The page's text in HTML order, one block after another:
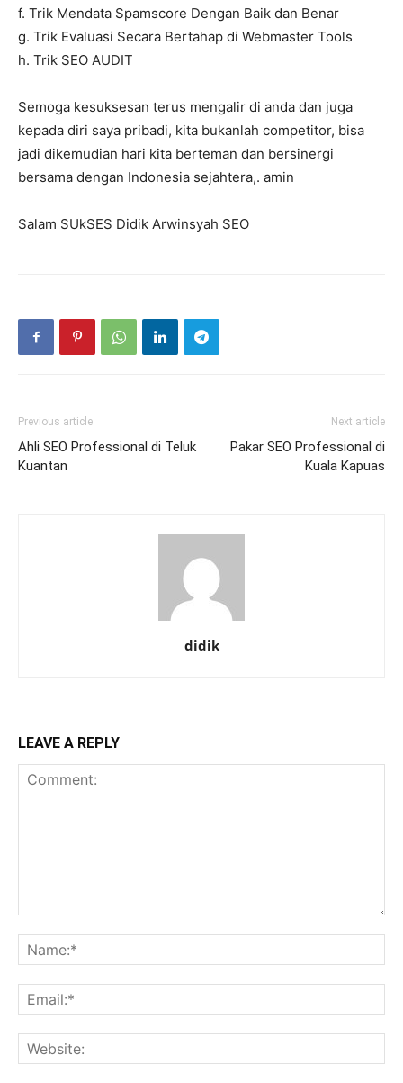
f. Trik Mendata Spamscore Dengan Baik dan Benar
g. Trik Evaluasi Secara Bertahap di Webmaster Tools
h. Trik SEO AUDIT
Semoga kesuksesan terus mengalir di anda dan juga
kepada diri saya pribadi, kita bukanlah competitor, bisa
jadi dikemudian hari kita berteman dan bersinergi
bersama dengan Indonesia sejahtera,. amin
Salam SUkSES Didik Arwinsyah SEO
Previous article
Ahli SEO Professional di Teluk
Kuantan
Next article
Pakar SEO Professional di
Kuala Kapuas
didik
LEAVE A REPLY